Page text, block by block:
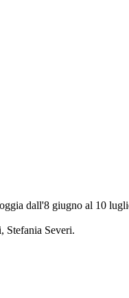
dall'8 giugno al 10
Stefania Severi.